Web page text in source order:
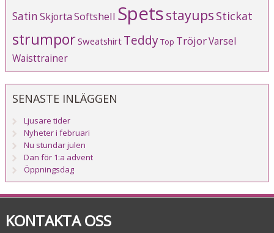
SatinSkjortaSoftshell Spetsstayups Stickat
strumporSweatshirt TeddyTop TröjorVarsel
Waisttrainer
SENASTE INLÄGGEN
Ljusare tider
Nyheter i februari
Nu stundar julen
Dan för 1:a advent
Öppningsdag
KONTAKTA OSS